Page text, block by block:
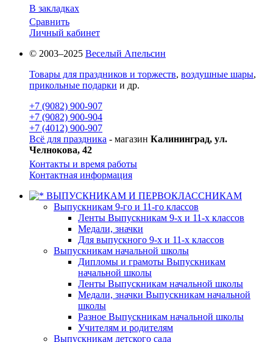
В закладках
Сравнить
Личный кабинет
© 2003–2025 Веселый Апельсин
Товары для праздников и торжеств, воздушные шары,
прикольные подарки и др.
+7 (9082) 900-907
+7 (9082) 900-904
+7 (4012) 900-907
Всё для праздника - магазин Калининград, ул.
Челнокова, 42
Контакты и время работы
Контактная информация
ВЫПУСКНИКАМ И ПЕРВОКЛАССНИКАМ
Выпускникам 9-го и 11-го классов
Ленты Выпускникам 9-х и 11-х классов
Медали, значки
Для выпускного 9-х и 11-х классов
Выпускникам начальной школы
Дипломы и грамоты Выпускникам
начальной школы
Ленты Выпускникам начальной школы
Медали, значки Выпускникам начальной
школы
Разное Выпускникам начальной школы
Учителям и родителям
Выпускникам детского сада